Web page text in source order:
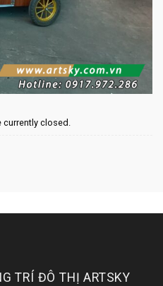
closed.
TRÍ ĐÔ THỊ ARTSKY